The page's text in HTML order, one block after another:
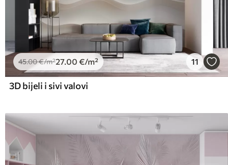
45.00€/m²27.00 €/m² 11
3D bijeli i sivi valovi